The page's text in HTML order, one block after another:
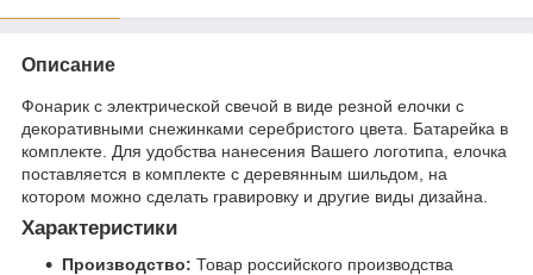
Описание
Фонарик с электрической свечой в виде резной елочки с
декоративными снежинками серебристого цвета. Батарейка в
комплекте. Для удобства нанесения Вашего логотипа, елочка
поставляется в комплекте с деревянным шильдом, на
котором можно сделать гравировку и другие виды дизайна.
Характеристики
Производство: Товар российского производства